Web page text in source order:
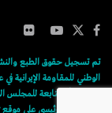
تم تسجيل حقوق الطبع والنشر
للجنة المرأة التابعة
رابط المقال الرئيسي على موقع women.ncr-iran.org/ar في النص.